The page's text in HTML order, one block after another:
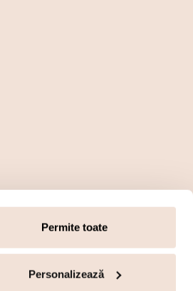
Permite toate
Personalizează